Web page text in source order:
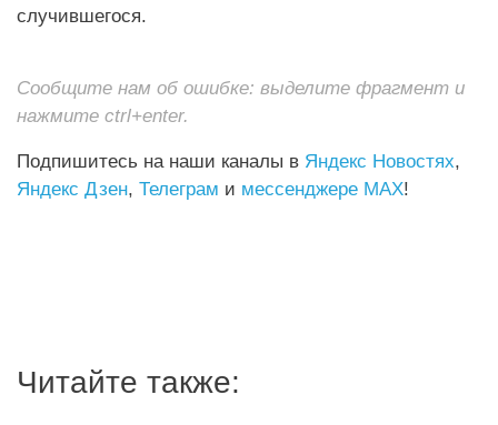
случившегося.
Сообщите нам об ошибке: выделите фрагмент и
нажмите ctrl+enter.
Подпишитесь на наши каналы в Яндекс Новостях,
Яндекс Дзен, Телеграм и мессенджере MAX!
Читайте также: